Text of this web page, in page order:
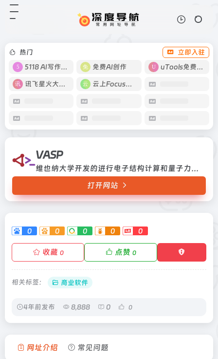
热门
立即入驻
5118 AI写作工具
免费AI创作 uTools免费工具箱
讯飞星火大模型 云上Focus接码
VASP
维也纳大学开发的进行电子结构计算和量子力学-分子动力学模拟软件包
打开网站
0 0 0 0 0
收藏 0 点赞 0
相关标签： 商业软件
4年前发布 8,888 0 0
和量子力学-分子动力学模拟软件包
网址介绍 常见问题